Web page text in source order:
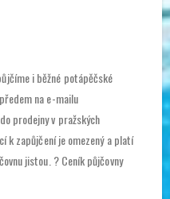
i běžné potápěčské
na e-mailu
prodejny v pražských
k zapůjčení je omezený a platí
jistou. ? Ceník půjčovny